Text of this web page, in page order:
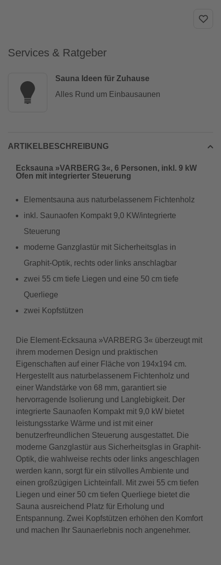
Services & Ratgeber
Sauna Ideen für Zuhause
Alles Rund um Einbausaunen
ARTIKELBESCHREIBUNG
Ecksauna »VARBERG 3«, 6 Personen, inkl. 9 kW
Ofen mit integrierter Steuerung
Elementsauna aus naturbelassenem Fichtenholz
inkl. Saunaofen Kompakt 9,0 KW/integrierte
Steuerung
moderne Ganzglastür mit Sicherheitsglas in
Graphit-Optik, rechts oder links anschlagbar
zwei 55 cm tiefe Liegen und eine 50 cm tiefe
Querliege
zwei Kopfstützen
Die Element-Ecksauna »VARBERG 3« überzeugt mit
ihrem modernen Design und praktischen
Eigenschaften auf einer Fläche von 194x194 cm.
Hergestellt aus naturbelassenem Fichtenholz und
einer Wandstärke von 68 mm, garantiert sie
hervorragende Isolierung und Langlebigkeit. Der
integrierte Saunaofen Kompakt mit 9,0 kW bietet
leistungsstarke Wärme und ist mit einer
benutzerfreundlichen Steuerung ausgestattet. Die
moderne Ganzglastür aus Sicherheitsglas in Graphit-
Optik, die wahlweise rechts oder links angeschlagen
werden kann, sorgt für ein stilvolles Ambiente und
einen großzügigen Lichteinfall. Mit zwei 55 cm tiefen
Liegen und einer 50 cm tiefen Querliege bietet die
Sauna ausreichend Platz für Erholung und
Entspannung. Zwei Kopfstützen erhöhen den Komfort
und machen Ihr Saunaerlebnis noch angenehmer.